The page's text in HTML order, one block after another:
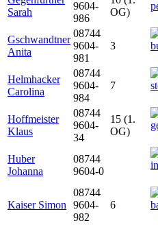
Sarah
9604-
986
OG)
Gschwandtner
Anita
08744
9604-
981
3
Helmhacker
Carolina
08744
9604-
984
7
Hoffmeister
Klaus
08744
9604-
34
15 (1.
OG)
Huber
Johanna
08744
9604-0
Kaiser Simon
08744
9604-
982
6